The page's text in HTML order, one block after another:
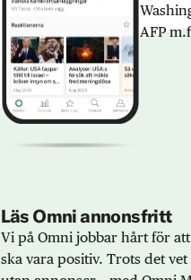
AFP
Läs Omni annonsfritt
Vi på Omni jobbar hårt för
ska vara positiv. Trots det